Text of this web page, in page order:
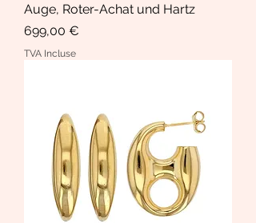
Auge, Roter-Achat und Hartz
Prix
699,00 €
TVA Incluse